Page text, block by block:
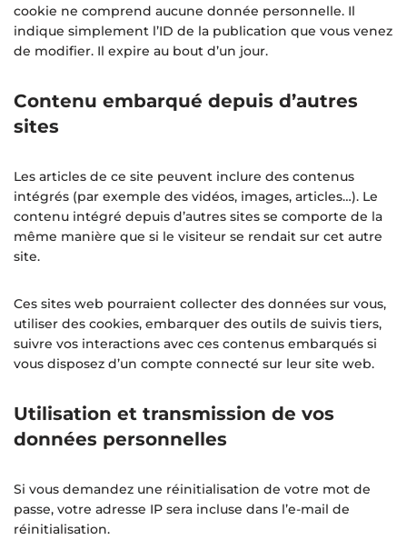
cookie ne comprend aucune donnée personnelle. Il
indique simplement l’ID de la publication que vous venez
de modifier. Il expire au bout d’un jour.
Contenu embarqué depuis d’autres
sites
Les articles de ce site peuvent inclure des contenus
intégrés (par exemple des vidéos, images, articles…). Le
contenu intégré depuis d’autres sites se comporte de la
même manière que si le visiteur se rendait sur cet autre
site.
Ces sites web pourraient collecter des données sur vous,
utiliser des cookies, embarquer des outils de suivis tiers,
suivre vos interactions avec ces contenus embarqués si
vous disposez d’un compte connecté sur leur site web.
Utilisation et transmission de vos
données personnelles
Si vous demandez une réinitialisation de votre mot de
passe, votre adresse IP sera incluse dans l’e-mail de
réinitialisation.